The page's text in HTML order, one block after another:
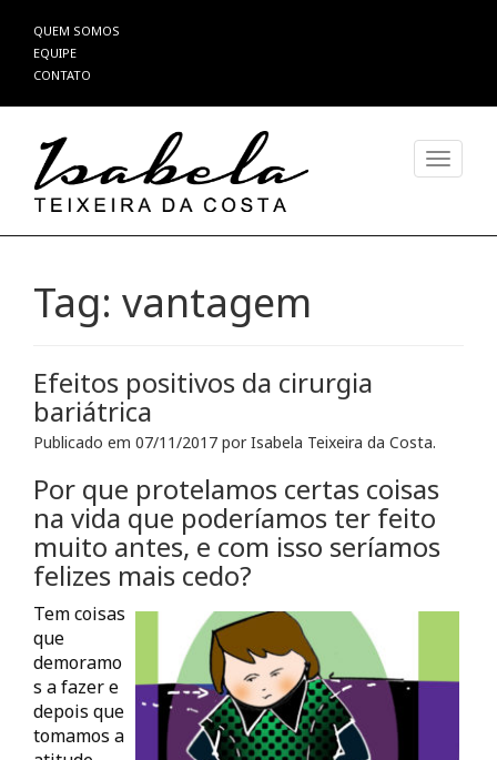
Pular
para
o
QUEM SOMOS
EQUIPE
CONTATO
Tag: vantagem
Efeitos positivos da cirurgia
bariátrica
Publicado em 07/11/2017 porIsabela Teixeira da Costa.
Por que protelamos certas coisas
na vida que poderíamos ter feito
muito antes, e com isso seríamos
felizes mais cedo?
Tem coisas
que
demoramo
s a fazer e
depois que
tomamos a